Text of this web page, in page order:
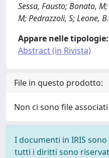
Sessa, Fausto; Bonato,
M; Pedrazzoli, S; Leone,
Appare nelle tipologie:
Abstract (in Rivista)
File in questo prodotto:
Non ci sono file
I documenti in IRIS
tutti i diritti sono